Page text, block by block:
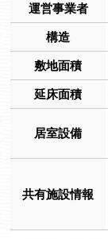
運営事業者
構造
敷地面積
延床面積
居室設備
共有施設情報